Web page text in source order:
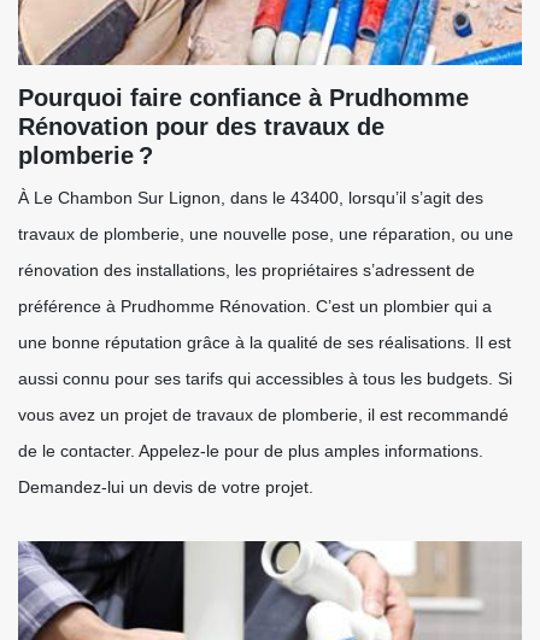
Pourquoi faire confiance à Prudhomme
Rénovation pour des travaux de
plomberie ?
À Le Chambon Sur Lignon, dans le 43400, lorsqu’il s’agit des
travaux de plomberie, une nouvelle pose, une réparation, ou une
rénovation des installations, les propriétaires s’adressent de
préférence à Prudhomme Rénovation. C’est un plombier qui a
une bonne réputation grâce à la qualité de ses réalisations. Il est
aussi connu pour ses tarifs qui accessibles à tous les budgets. Si
vous avez un projet de travaux de plomberie, il est recommandé
de le contacter. Appelez-le pour de plus amples informations.
Demandez-lui un devis de votre projet.